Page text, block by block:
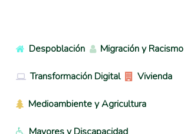
Despoblación Migración y Racismo
Transformación Digital Vivienda
Medioambiente y Agricultura
Mayores y Discapacidad